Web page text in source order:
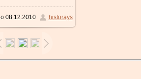
08.12.2010 historays